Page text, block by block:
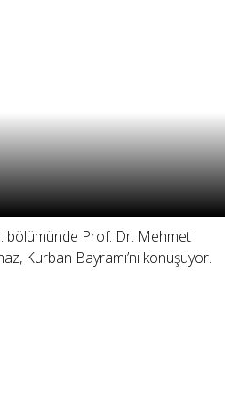
bölümünde Prof. Dr. Mehmet
Kurban Bayramı’nı konuşuyor.